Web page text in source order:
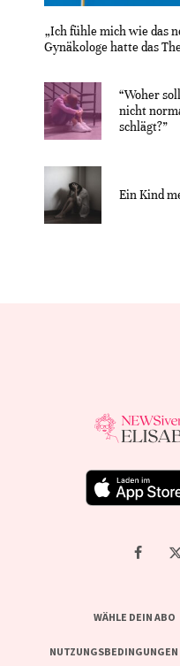
„Ich fühle mich wie das
Gynäkologe hatte das
“Woher
nicht
schlägt?”
Ein Kind
WÄHLE DEIN ABO
NUTZUNGSBEDINGUNGEN